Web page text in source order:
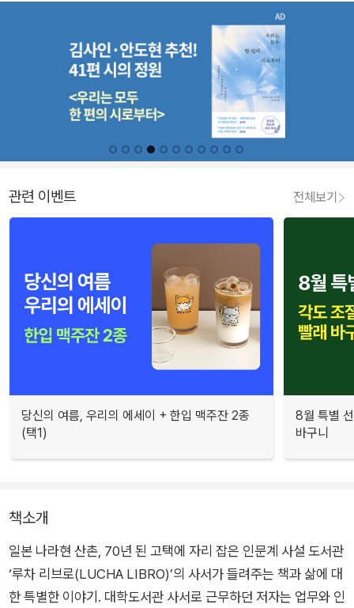
관련 이벤트 전체보기
당신의 여름, 우리의 에세이 + 한입 맥주잔 2종
(택1)
8월 특별
바구니
책소개
일본 나라현 산촌, 70년 된 고택에 자리 잡은 인문계 사설 도서관
‘루차 리브로(LUCHA LIBRO)’의 사서가 들려주는 책과 삶에 대
한 특별한 이야기. 대학도서관 사서로 근무하던 저자는 업무와 인